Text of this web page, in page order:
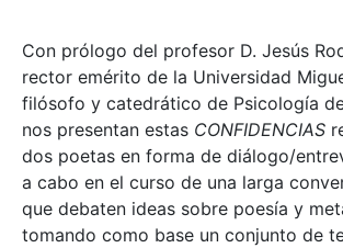
Con prólogo del profesor D. Jesús
rector emérito de la Universidad
filósofo y catedrático de Psicología
nos presentan estas CONFIDENCIAS
dos poetas en forma de diálogo/
a cabo en el curso de una larga
que debaten ideas sobre poesía y
tomando como base un conjunto de